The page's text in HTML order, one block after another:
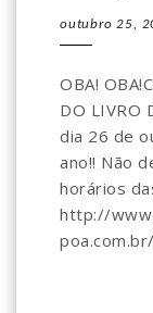
outubro 25,
OBA!
DO LIVRO
dia 26 de
ano!! Não
horários
http://